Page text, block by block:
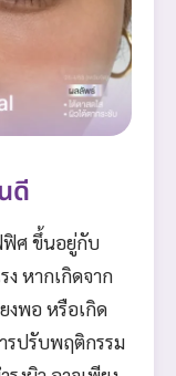
ดี
ฟิศ ขึ้นอยู่กับ
หากเกิดจาก
งพอ หรือเกิด
รปรับพฤติกรรม